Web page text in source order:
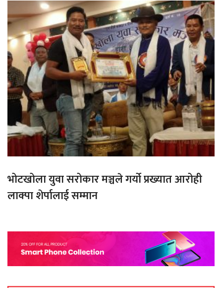
भोटखोला युवा सरोकार मञ्चले गर्यो प्रख्यात आरोही
लाक्पा शेर्पालाई सम्मान